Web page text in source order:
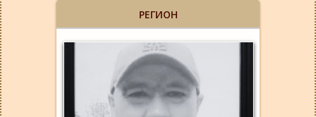
РЕГИОН